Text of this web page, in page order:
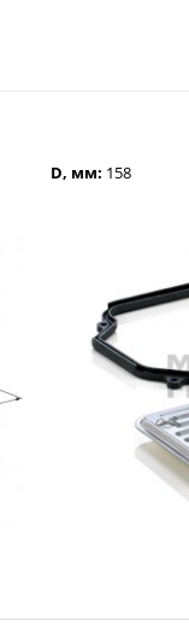
D, мм: 158